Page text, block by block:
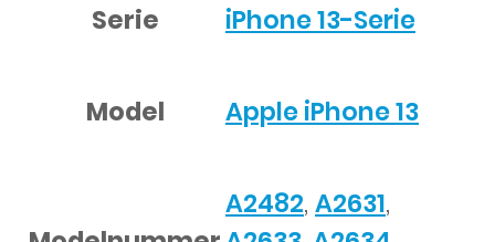
Serie iPhone 13-Serie
Model Apple iPhone 13
A2482, A2631,